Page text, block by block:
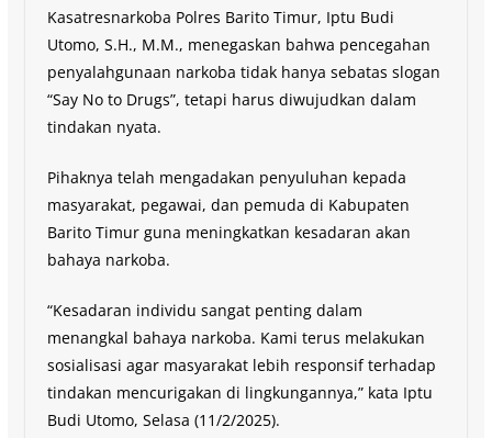
Kasatresnarkoba Polres Barito Timur, Iptu Budi
Utomo, S.H., M.M., menegaskan bahwa pencegahan
penyalahgunaan narkoba tidak hanya sebatas slogan
“Say No to Drugs”, tetapi harus diwujudkan dalam
tindakan nyata.
Pihaknya telah mengadakan penyuluhan kepada
masyarakat, pegawai, dan pemuda di Kabupaten
Barito Timur guna meningkatkan kesadaran akan
bahaya narkoba.
“Kesadaran individu sangat penting dalam
menangkal bahaya narkoba. Kami terus melakukan
sosialisasi agar masyarakat lebih responsif terhadap
tindakan mencurigakan di lingkungannya,” kata Iptu
Budi Utomo, Selasa (11/2/2025).